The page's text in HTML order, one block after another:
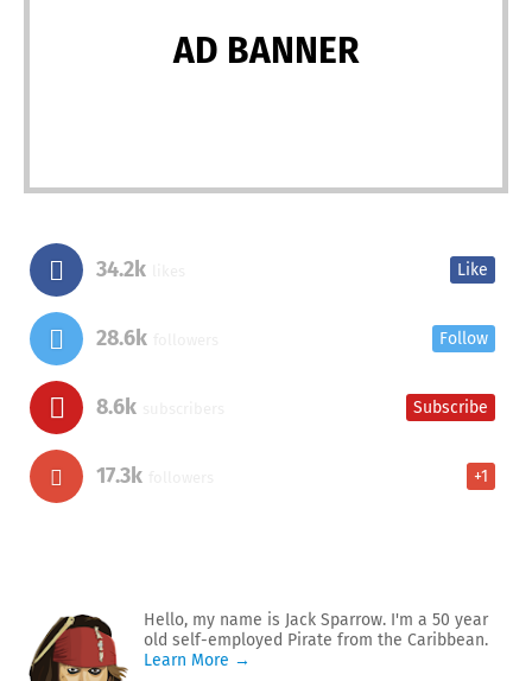
AD BANNER
34.2k Like
28.6k Follow
8.6k Subscribe
17.3k +1
Hello, my name is Jack Sparrow. I'm a 50 year
old self-employed Pirate from the Caribbean.
Learn More →